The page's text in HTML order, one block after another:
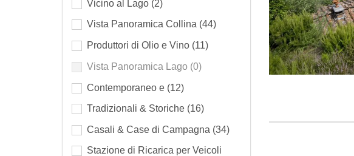
Vicino al Lago (2)
Vista Panoramica Collina (44)
Produttori di Olio e Vino (11)
Vista Panoramica Lago (0)
Contemporaneo e (12)
Tradizionali & Storiche (16)
Casali & Case di Campagna (34)
Stazione di Ricarica per Veicoli